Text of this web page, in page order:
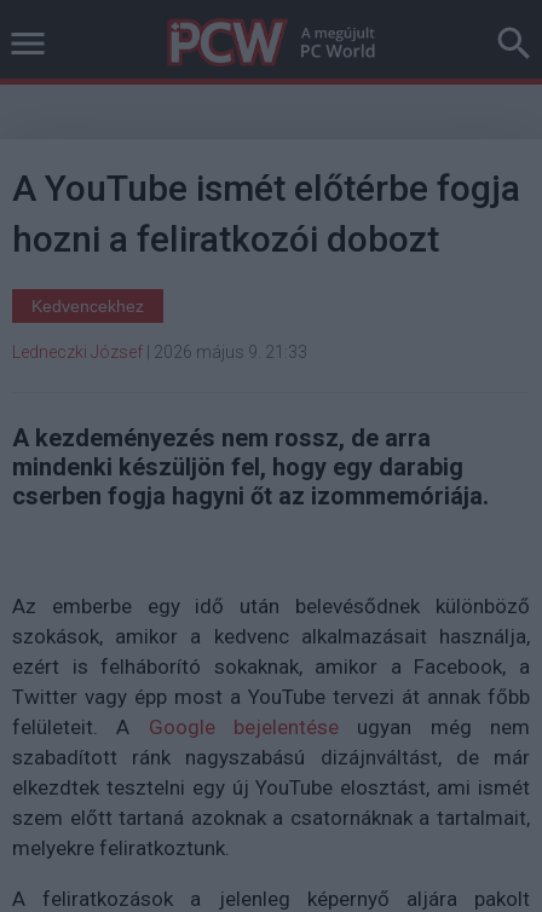
A YouTube ismét előtérbe fogja
hozni a feliratkozói dobozt
Kedvencekhez
Ledneczki József 2026 május 9. 21:33
A kezdeményezés nem rossz, de arra
mindenki készüljön fel, hogy egy darabig
cserben fogja hagyni őt az izommemóriája.
Az emberbe egy idő után belevésődnek különböző
szokások, amikor a kedvenc alkalmazásait használja,
ezért is felháborító sokaknak, amikor a Facebook, a
Twitter vagy épp most a YouTube tervezi át annak főbb
felületeit. A Google bejelentése ugyan még nem
szabadított ránk nagyszabású dizájnváltást, de már
elkezdtek tesztelni egy új YouTube elosztást, ami ismét
szem előtt tartaná azoknak a csatornáknak a tartalmait,
melyekre feliratkoztunk.
A feliratkozások a jelenleg képernyő aljára pakolt